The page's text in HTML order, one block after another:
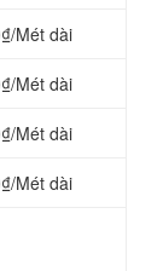
Mét dài
Mét dài
Mét dài
Mét dài